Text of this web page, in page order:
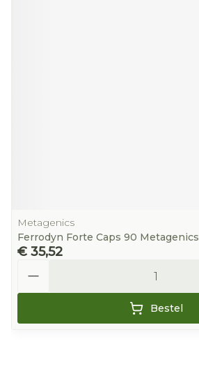
Metagenics
Ferrodyn Forte Caps 90 Metagenics
€ 35,52
Bestel